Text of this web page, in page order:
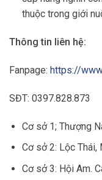
thuộc trong giới
Thông tin liên hệ:
Fanpage: https://
SĐT: 0397.828.873
Cơ sở 1; Thượng
Cơ sở 2: Lộc Thái,
Cơ sở 3: Hội Am.